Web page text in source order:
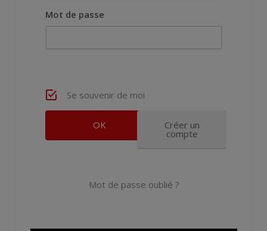
Mot de passe
Se souvenir de moi
Créer un
compte
Mot de passe oublié ?